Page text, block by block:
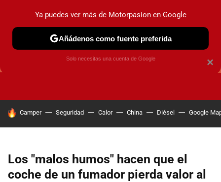
GUÍAS DE COMPRA OFERTAS DE COCHES CONSEJOS
HOY SE HABLA DE
Camper Seguridad Calor China Diésel Google
Los "malos humos" hacen que el
coche de un fumador pierda valor al
×
Ya puedes ver más de Motorpasion en Google
Añádenos como fuente preferida
Solo necesitas una cuenta de Google